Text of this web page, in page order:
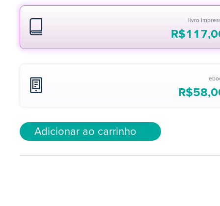
livro
R$
R$
Adicionar ao carrinho